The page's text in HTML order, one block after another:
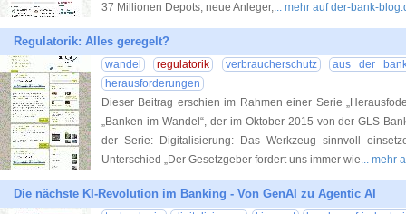
37 Millionen Depots, neue Anleger,... mehr auf der-bank-
Regulatorik: Alles geregelt?
wandel regulatorik verbraucherschutz
aus der
herausforderungen
Dieser Beitrag erschien im Rahmen einer Serie
„Banken im Wandel“, der im Oktober 2015 von der GLS
der Serie: Digitalisierung: Das Werkzeug sinnvoll
Unterschied „Der Gesetzgeber fordert uns immer wie... mehr
Die nächste KI-Revolution im Banking - Von GenAI zu Agentic AI